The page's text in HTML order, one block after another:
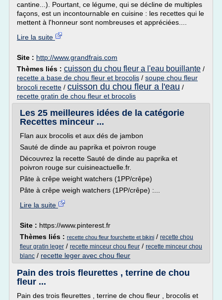
cantine...). Pourtant, ce légume, qui se décline de multiples
façons, est un incontournable en cuisine : les recettes qui le
mettent à l'honneur sont nombreuses et appréciées....
Lire la suite
Site : http://www.grandfrais.com
Thèmes liés : cuisson du chou fleur a l'eau bouillante /
recette a base de chou fleur et brocolis / soupe chou fleur
brocoli recette / cuisson du chou fleur a l'eau /
recette gratin de chou fleur et brocolis
Les 25 meilleures idées de la catégorie
Recettes minceur ...
Flan aux brocolis et aux dés de jambon
Sauté de dinde au paprika et poivron rouge
Découvrez la recette Sauté de dinde au paprika et
poivron rouge sur cuisineactuelle.fr.
Pâte à crêpe weight watchers (1PP/crêpe)
Pâte à crêpe weigh watchers (1PP/crêpe) :...
Lire la suite
Site : https://www.pinterest.fr
Thèmes liés : recette chou fleur fourchette et bikini / recette chou
fleur gratin leger / recette minceur chou fleur / recette minceur chou
blanc / recette leger avec chou fleur
Pain des trois fleurettes , terrine de chou
fleur ...
Pain des trois fleurettes , terrine de chou fleur , brocolis et